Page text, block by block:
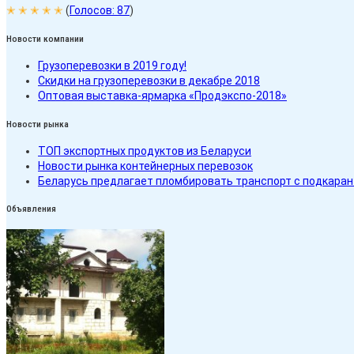
✭ ✭ ✭ ✭ ✭ (Голосов: 87)
Новости компании
Грузоперевозки в 2019 году!
Скидки на грузоперевозки в декабре 2018
Оптовая выставка-ярмарка «Продэкспо-2018»
Новости рынка
ТОП экспортных продуктов из Беларуси
Новости рынка контейнерных перевозок
Беларусь предлагает пломбировать транспорт с
Объявления